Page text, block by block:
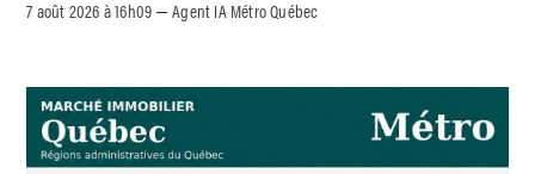
7 août 2026 à 16h09 –Agent IA Métro Québec